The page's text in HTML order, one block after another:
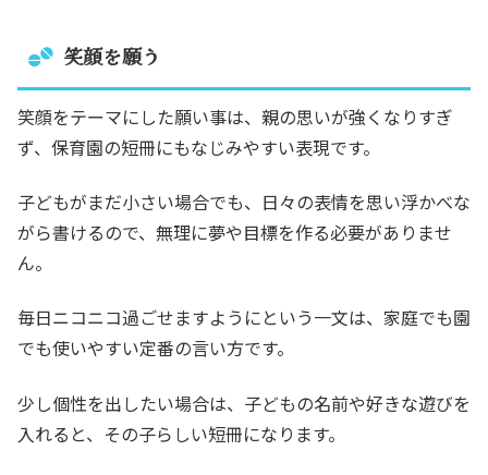
笑顔を願う
笑顔をテーマにした願い事は、親の思いが強くなりすぎ
ず、保育園の短冊にもなじみやすい表現です。
子どもがまだ小さい場合でも、日々の表情を思い浮かべな
がら書けるので、無理に夢や目標を作る必要がありませ
ん。
毎日ニコニコ過ごせますようにという一文は、家庭でも園
でも使いやすい定番の言い方です。
少し個性を出したい場合は、子どもの名前や好きな遊びを
入れると、その子らしい短冊になります。